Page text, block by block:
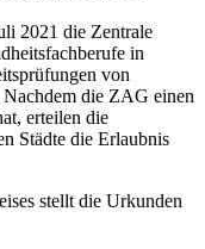
2021 die Zentrale
in
von
die ZAG einen
erteilen die
Städte die Erlaubnis
stellt die Urkunden